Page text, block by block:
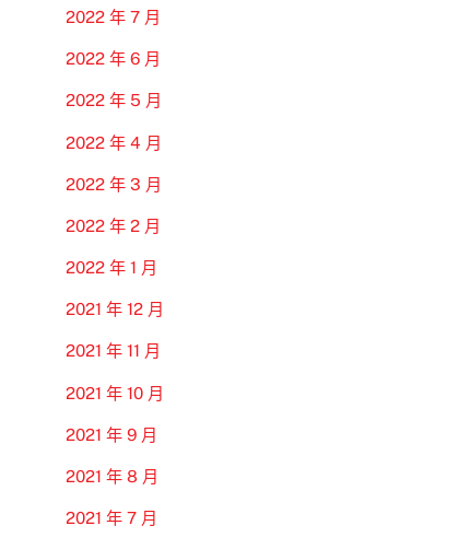
2022 年 7 月
2022 年 6 月
2022 年 5 月
2022 年 4 月
2022 年 3 月
2022 年 2 月
2022 年 1 月
2021 年 12 月
2021 年 11 月
2021 年 10 月
2021 年 9 月
2021 年 8 月
2021 年 7 月